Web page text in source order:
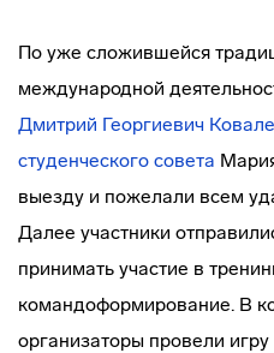
По уже сложившейся
международной
Дмитрий Георгиевич
студенческого совета
выезду и пожелали всем
Далее участники
принимать участие в
командоформирование. В
организаторы провели